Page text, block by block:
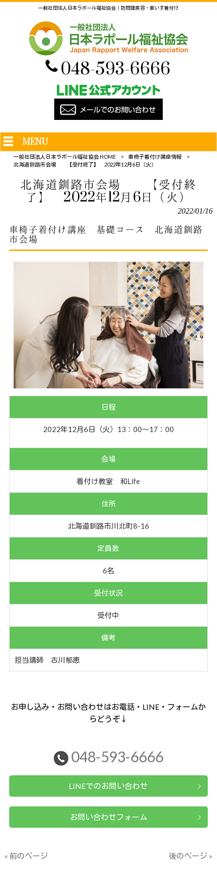
一般社団法人日本ラポール福祉協会｜訪問理美容・車いす着付け
048-593-6666
MENU
一般社団法人日本ラポール福祉協会 HOME > 車椅子着付け講座情報
>
北海道釧路市会場 【受付終了】 2022年12月6日（火）
北海道釧路市会場 【受付終
了】 2022年12月6日（火）
2022/01/16
車椅子着付け講座 基礎コース 北海道釧路
市会場
日程
2022年12月6日（火）13：00〜17：00
会場
着付け教室 和Life
住所
北海道釧路市川北町8-16
定員数
6名
受付状況
受付中
備考
担当講師 古川郁恵
お申し込み・お問い合わせはお電話・LINE・フォームか
らどうぞ↓
048-593-6666
LINEでのお問い合わせ
お問い合わせフォーム
« 前のページ 後のページ »